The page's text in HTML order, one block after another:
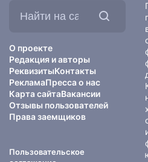
О проекте
Редакция и авторы
РеквизитыКонтакты
РекламаПресса о нас
Карта сайтаВакансии
Отзывы пользователей
Права заемщиков
Пользовательское